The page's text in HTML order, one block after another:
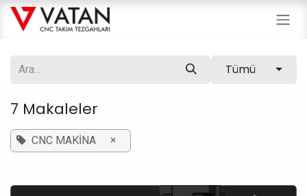
İçereği Atla
Tümü
7 Makaleler
CNC MAKİNA ×